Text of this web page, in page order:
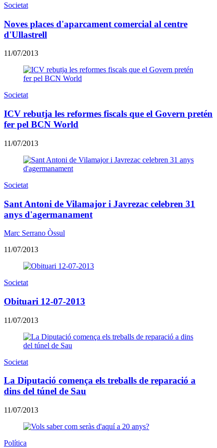
Societat
Noves places d'aparcament comercial al centre
d'Ullastrell
11/07/2013
Societat
ICV rebutja les reformes fiscals que el Govern pretén
fer pel BCN World
11/07/2013
Societat
Sant Antoni de Vilamajor i Javrezac celebren 31
anys d'agermanament
Marc Serrano Òssul
11/07/2013
Societat
Obituari 12-07-2013
11/07/2013
Societat
La Diputació comença els treballs de reparació a
dins del túnel de Sau
11/07/2013
Política